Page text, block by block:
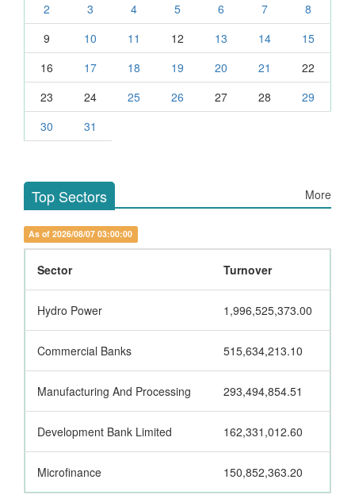
2
3 4 5 6 7
8
9
10 11 12 13 14
15
16
17 18 19 20 21
22
23
24 25 26 27 28
29
30
31
Top Sectors More
As of 2026/08/07 03:00:00
Sector Turnover
Hydro Power 1,996,525,373.00
Commercial Banks 515,634,213.10
Manufacturing And Processing 293,494,854.51
Development Bank Limited 162,331,012.60
Microfinance 150,852,363.20